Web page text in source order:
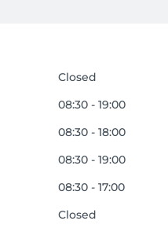
Closed
08:30 - 19:00
08:30 - 18:00
08:30 - 19:00
08:30 - 17:00
Closed